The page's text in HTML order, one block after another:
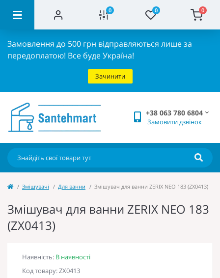
0 0 0
Замовлення до 500 грн відправляються лише за
передоплатою! Все буде Україна!
Зачинити
+38 063 780 6804
Замовити дзвінок
Змішувачі Для ванни Змішувач для ванни ZERIX NEO 183 (ZX0413)
Змішувач для ванни ZERIX NEO 183
(ZX0413)
Наявність: В наявності
Код товару: ZX0413